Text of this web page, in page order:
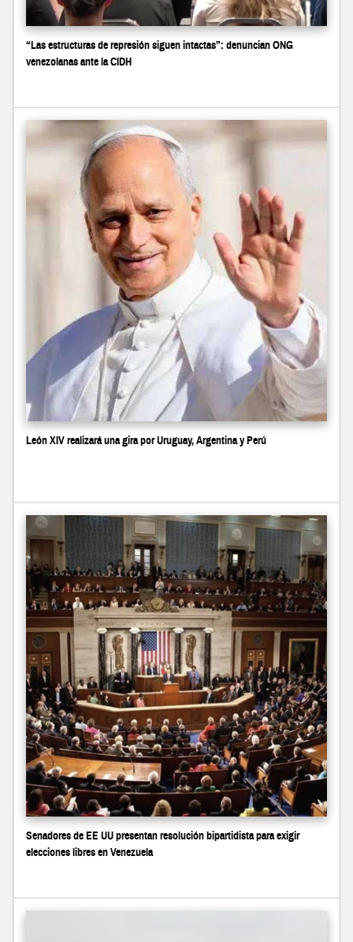
“Las estructuras de represión siguen intactas”: denuncian ONG
venezolanas ante la CIDH
León XIV realizará una gira por Uruguay, Argentina y Perú
Senadores de EE UU presentan resolución bipartidista para exigir
elecciones libres en Venezuela